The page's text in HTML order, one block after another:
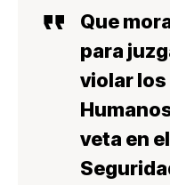
Que
para
violar
veta en